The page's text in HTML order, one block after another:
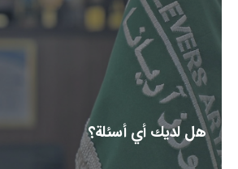
هل لديك أي أسئلة؟